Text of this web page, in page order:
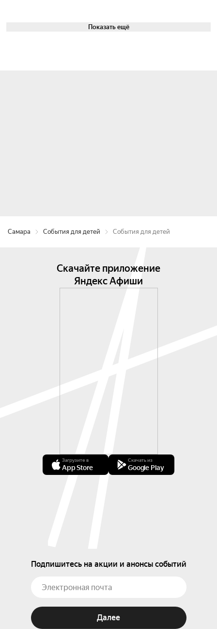
Показать ещё
Самара События для детей События для детей
Скачайте приложение
Яндекс Афиши
Загрузите в
App Store
Скачать из
Google Play
Подпишитесь на акции и анонсы событий
Далее